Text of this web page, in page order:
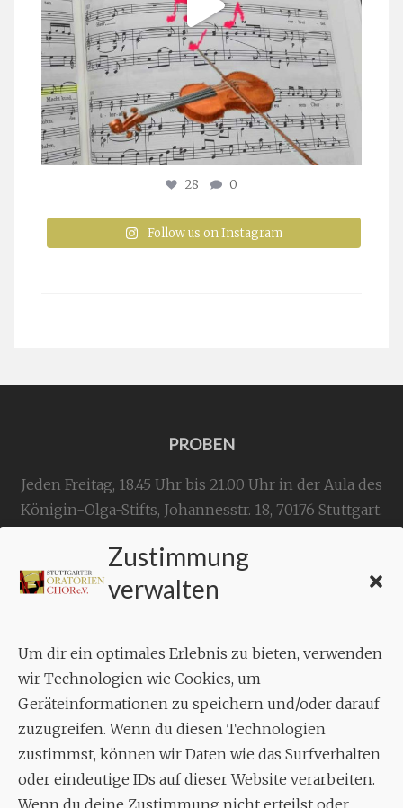
Zustimmung
verwalten
Um dir ein optimales Erlebnis zu bieten, verwenden
wir Technologien wie Cookies, um
Geräteinformationen zu speichern und/oder darauf
zuzugreifen. Wenn du diesen Technologien
zustimmst, können wir Daten wie das Surfverhalten
oder eindeutige IDs auf dieser Website verarbeiten.
Wenn du deine Zustimmung nicht erteilst oder
28 0
Follow us on Instagram
PROBEN
Jeden Freitag, 18.45 Uhr bis 21.00 Uhr in der Aula des
Königin-Olga-Stifts, Johannesstr. 18, 70176 Stuttgart.
KONTAKT
Geschäftsstelle:
Aixheimer Str. 18
70619 Stuttgart
MUSIK
Musikalischer Leiter:
Enrico Trummer